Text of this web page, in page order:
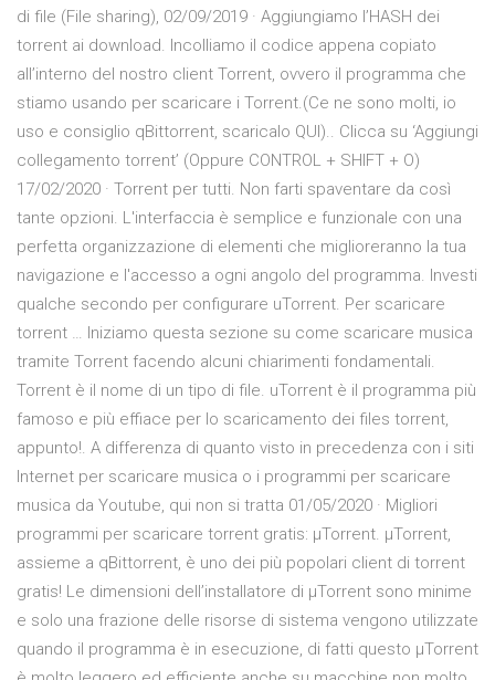
di file (File sharing), 02/09/2019 · Aggiungiamo l’HASH dei
torrent ai download. Incolliamo il codice appena copiato
all’interno del nostro client Torrent, ovvero il programma che
stiamo usando per scaricare i Torrent.(Ce ne sono molti, io
uso e consiglio qBittorrent, scaricalo QUI).. Clicca su ‘Aggiungi
collegamento torrent’ (Oppure CONTROL + SHIFT + O)
17/02/2020 · Torrent per tutti. Non farti spaventare da così
tante opzioni. L'interfaccia è semplice e funzionale con una
perfetta organizzazione di elementi che miglioreranno la tua
navigazione e l'accesso a ogni angolo del programma. Investi
qualche secondo per configurare uTorrent. Per scaricare
torrent … Iniziamo questa sezione su come scaricare musica
tramite Torrent facendo alcuni chiarimenti fondamentali.
Torrent è il nome di un tipo di file. uTorrent è il programma più
famoso e più effiace per lo scaricamento dei files torrent,
appunto!. A differenza di quanto visto in precedenza con i siti
Internet per scaricare musica o i programmi per scaricare
musica da Youtube, qui non si tratta 01/05/2020 · Migliori
programmi per scaricare torrent gratis: µTorrent. µTorrent,
assieme a qBittorrent, è uno dei più popolari client di torrent
gratis! Le dimensioni dell’installatore di µTorrent sono minime
e solo una frazione delle risorse di sistema vengono utilizzate
quando il programma è in esecuzione, di fatti questo µTorrent